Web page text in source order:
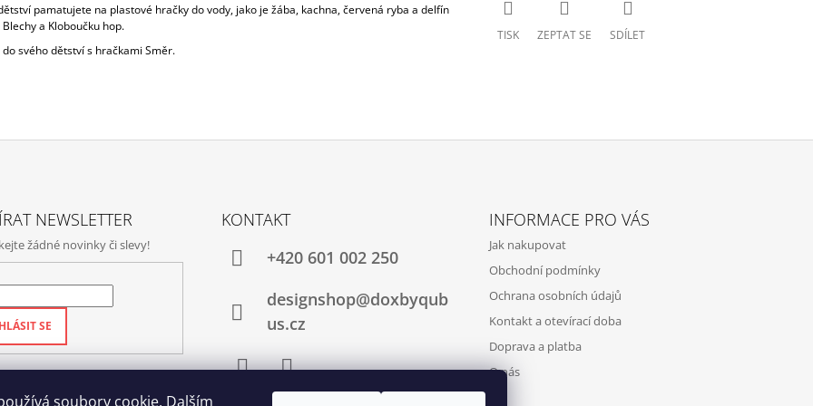
soubory cookie. Dalším
pamatujete na plastové hračky do vody, jako je žába, kachna, červená ryba a delfín
a Kloboučku hop.
svého dětství s hračkami Směr.
TISK ZEPTAT SE SDÍLET
NEWSLETTER
žádné novinky či slevy!
SE
KONTAKT
+420‭ 601 002 250
designshop@doxbyqub
us.cz
FacebookInstagram
INFORMACE PRO VÁS
Jak nakupovat
Obchodní podmínky
Ochrana osobních údajů
Kontakt a otevírací doba
Doprava a platba
O nás